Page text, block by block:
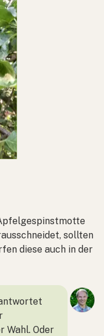
sollten
diese auch in der
Wahl. Oder